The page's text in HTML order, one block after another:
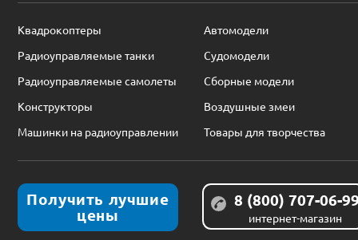
Квадрокоптеры
Автомодели
Радиоуправляемые танки
Судомодели
Радиоуправляемые самолеты
Сборные модели
Конструкторы
Воздушные змеи
Машинки на радиоуправлении
Товары для творчества
Получить лучшие
цены
8 (800) 707-06-
интернет-магазин